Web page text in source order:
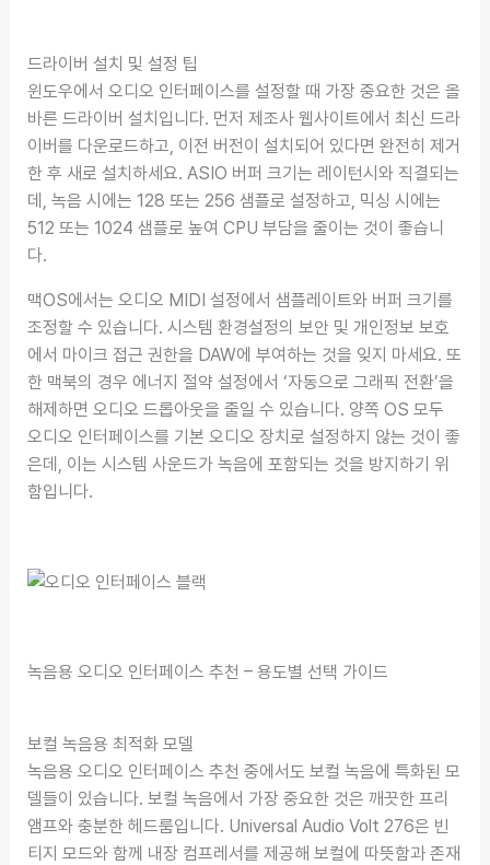
드라이버 설치 및 설정 팁
윈도우에서 오디오 인터페이스를 설정할 때 가장 중요한 것은 올
바른 드라이버 설치입니다. 먼저 제조사 웹사이트에서 최신 드라
이버를 다운로드하고, 이전 버전이 설치되어 있다면 완전히 제거
한 후 새로 설치하세요. ASIO 버퍼 크기는 레이턴시와 직결되는
데, 녹음 시에는 128 또는 256 샘플로 설정하고, 믹싱 시에는
512 또는 1024 샘플로 높여 CPU 부담을 줄이는 것이 좋습니
다.
맥OS에서는 오디오 MIDI 설정에서 샘플레이트와 버퍼 크기를
조정할 수 있습니다. 시스템 환경설정의 보안 및 개인정보 보호
에서 마이크 접근 권한을 DAW에 부여하는 것을 잊지 마세요. 또
한 맥북의 경우 에너지 절약 설정에서 ‘자동으로 그래픽 전환’을
해제하면 오디오 드롭아웃을 줄일 수 있습니다. 양쪽 OS 모두
오디오 인터페이스를 기본 오디오 장치로 설정하지 않는 것이 좋
은데, 이는 시스템 사운드가 녹음에 포함되는 것을 방지하기 위
함입니다.
녹음용 오디오 인터페이스 추천 – 용도별 선택 가이드
보컬 녹음용 최적화 모델
녹음용 오디오 인터페이스 추천 중에서도 보컬 녹음에 특화된 모
델들이 있습니다. 보컬 녹음에서 가장 중요한 것은 깨끗한 프리
앰프와 충분한 헤드룸입니다. Universal Audio Volt 276은 빈
티지 모드와 함께 내장 컴프레서를 제공해 보컬에 따뜻함과 존재